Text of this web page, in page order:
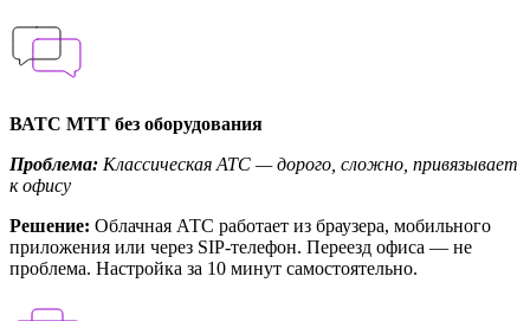
ВАТС МТТ без оборудования
Проблема: Классическая АТС — дорого, сложно, привязывает
к офису
Решение: Облачная АТС работает из браузера, мобильного
приложения или через SIP-телефон. Переезд офиса — не
проблема. Настройка за 10 минут самостоятельно.